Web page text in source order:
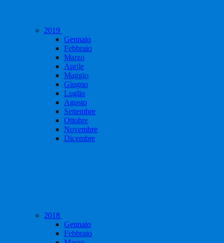
2019
Gennaio
Febbraio
Marzo
Aprile
Maggio
Giugno
Luglio
Agosto
Settembre
Ottobre
Novembre
Dicembre
2018
Gennaio
Febbraio